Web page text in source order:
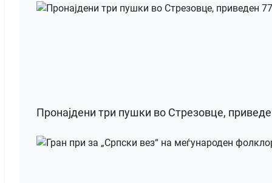
Пронајдени три пушки во Стрезовце,